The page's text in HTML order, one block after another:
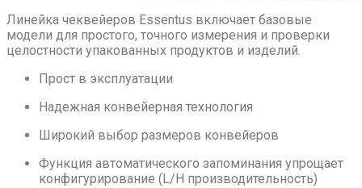
Линейка чеквейеров Essentus включает базовые
модели для простого, точного измерения и проверки
целостности упакованных продуктов и изделий.
Прост в эксплуатации
Надежная конвейерная технология
Широкий выбор размеров конвейеров
Функция автоматического запоминания упрощает
конфигурирование (L/H производительность)